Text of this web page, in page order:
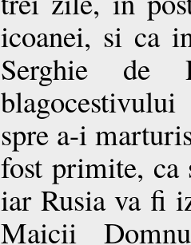
icoanei, si ca
Serghie de
spre a-i
fost primite, ca
iar Rusia va fi
Maicii